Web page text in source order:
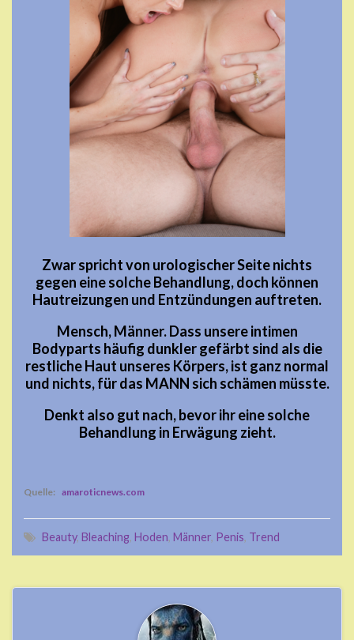
Zwar spricht von urologischer Seite nichts
gegen eine solche Behandlung, doch können
Hautreizungen und Entzündungen auftreten.
Mensch, Männer. Dass unsere intimen
Bodyparts häufig dunkler gefärbt sind als die
restliche Haut unseres Körpers, ist ganz normal
und nichts, für das MANN sich schämen müsste.
Denkt also gut nach, bevor ihr eine solche
Behandlung in Erwägung zieht.
Quelle: amaroticnews.com
Beauty, Bleaching, Hoden, Männer, Penis, Trend